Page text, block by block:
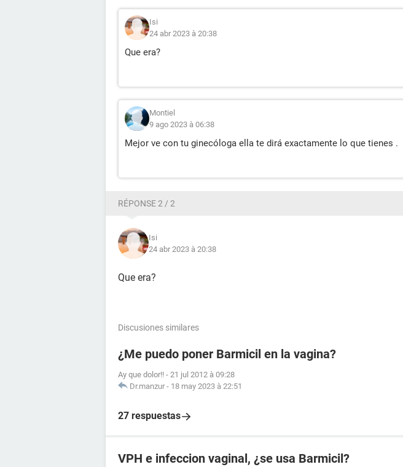
Isi
24 abr 2023 à 20:38
Que era?
Montiel
9 ago 2023 à 06:38
Mejor ve con tu ginecóloga ella te dirá exactamente lo que tienes .
RÉPONSE 2 / 2
Isi
24 abr 2023 à 20:38
Que era?
Discusiones similares
¿Me puedo poner Barmicil en la vagina?
Ay que dolor!! - 21 jul 2012 à 09:28
Dr.manzur - 18 may 2023 à 22:51
27 respuestas
VPH e infeccion vaginal, ¿se usa Barmicil?